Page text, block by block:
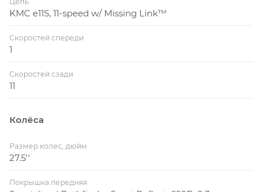
KMC e11S, 11-speed w/ Missing Link™
Скоростей спереди
1
Скоростей сзади
11
Колёса
Размер колес, дюйм
27.5''
Покрышка передняя